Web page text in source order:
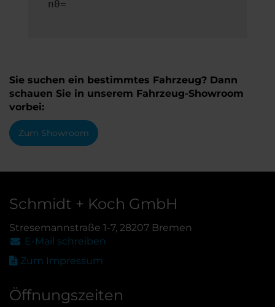
n0=
Sie suchen ein bestimmtes Fahrzeug? Dann
schauen Sie in unserem Fahrzeug-Showroom
vorbei:
Zum Showroom
Schmidt + Koch GmbH
Stresemannstraße 1-7, 28207 Bremen
E-Mail schreiben
Zum Impressum
Öffnungszeiten